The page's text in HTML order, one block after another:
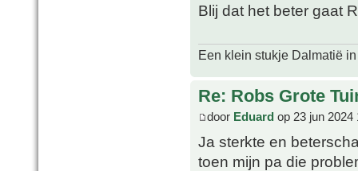
Blij dat het beter gaat
Een klein stukje Dalmatië
Re: Robs Grote
door Eduard op 23 jun 2024
Ja sterkte en
toen mijn pa die